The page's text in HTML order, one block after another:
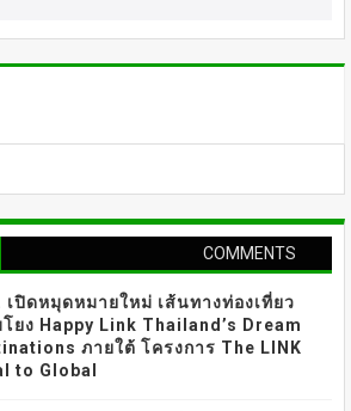
COMMENTS
เปิดหมุดหมายใหม่ เส้นทางท่องเที่ยว
โยง Happy Link Thailand’s Dream
ภายใต้ โครงการ The LINK
to Global